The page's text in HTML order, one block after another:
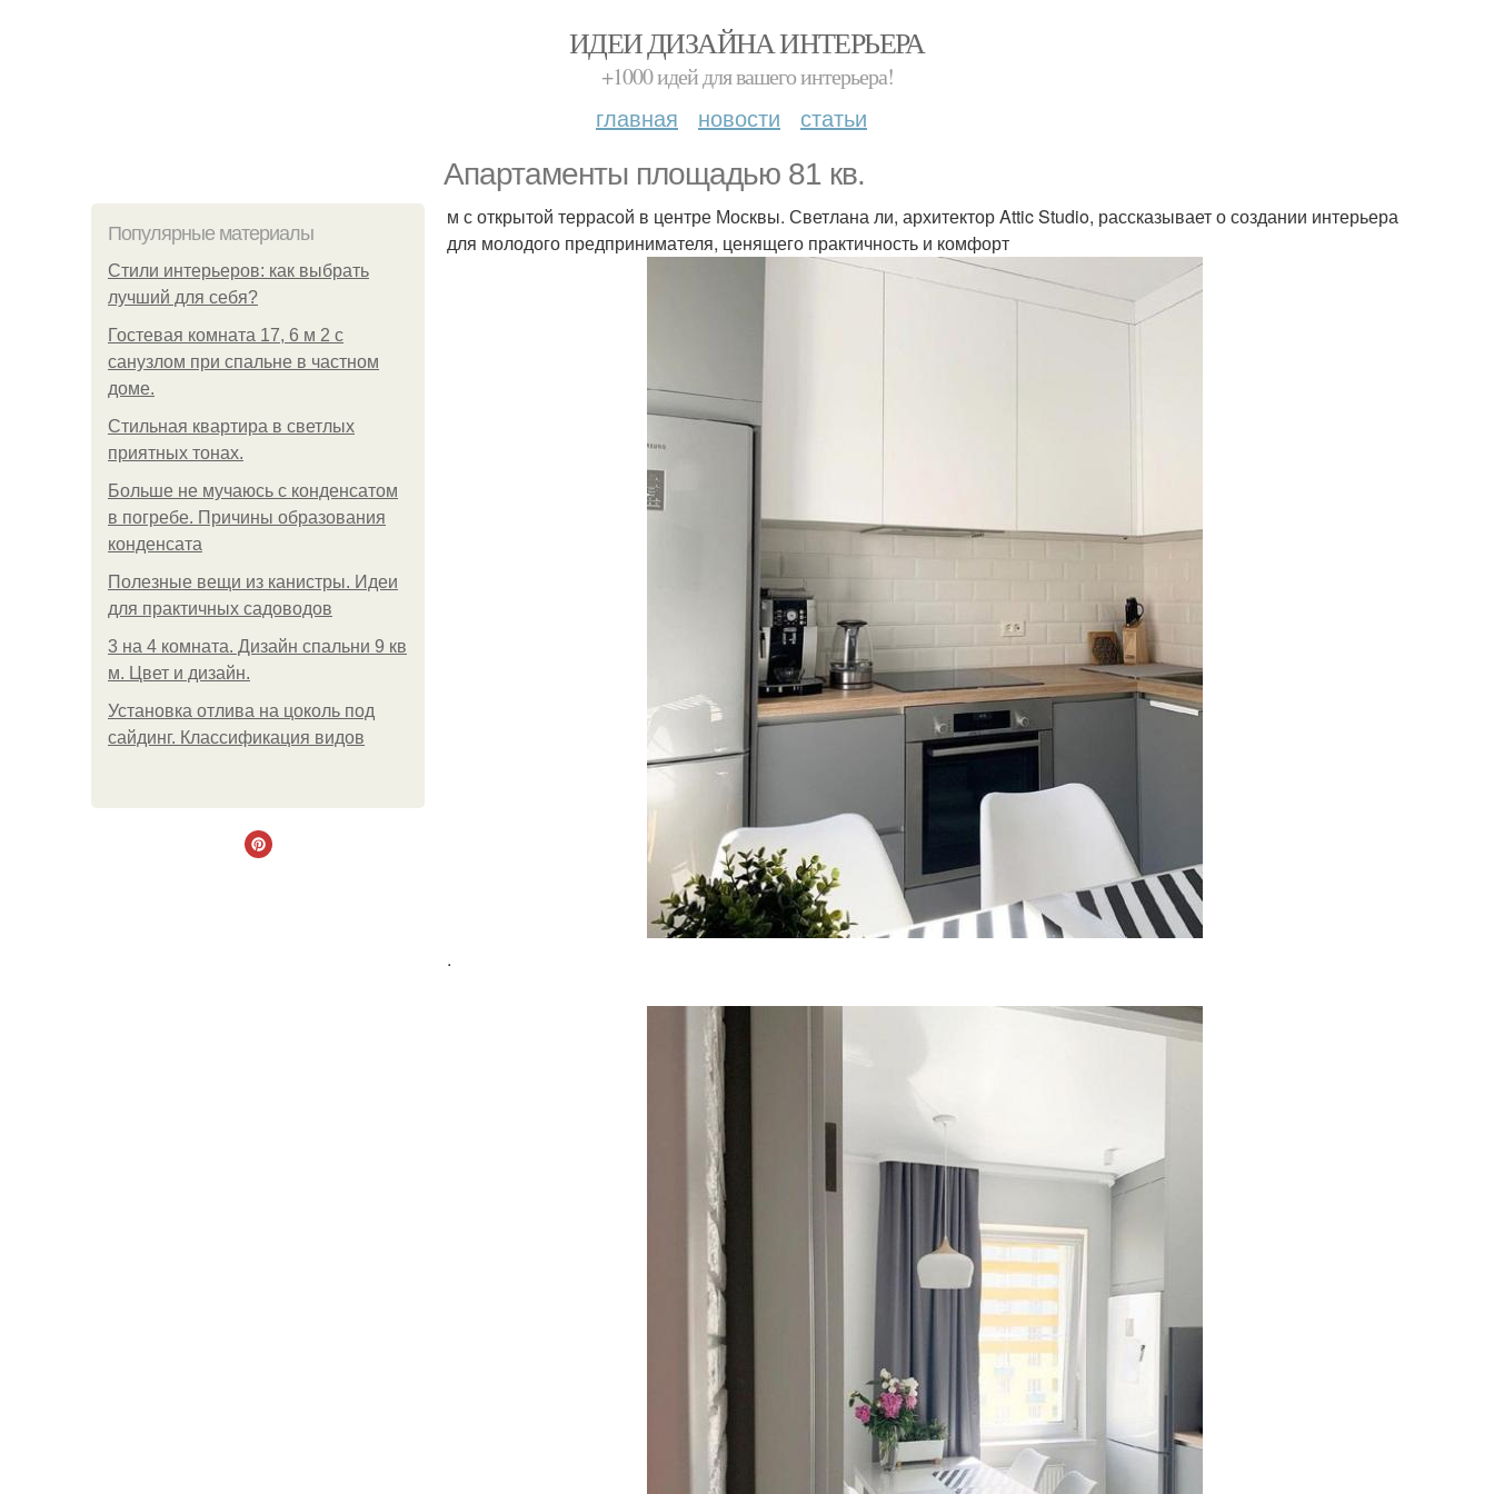
ИДЕИ ДИЗАЙНА ИНТЕРЬЕРА
+1000 идей для вашего интерьера!
главная новости статьи
Апартаменты площадью 81 кв.
Популярные материалы
Стили интерьеров: как выбрать
лучший для себя?
Гостевая комната 17, 6 м 2 с
санузлом при спальне в частном
доме.
Стильная квартира в светлых
приятных тонах.
Больше не мучаюсь с конденсатом
в погребе. Причины образования
конденсата
Полезные вещи из канистры. Идеи
для практичных садоводов
3 на 4 комната. Дизайн спальни 9 кв
м. Цвет и дизайн.
Установка отлива на цоколь под
сайдинг. Классификация видов
м с открытой террасой в центре Москвы. Светлана ли, архитектор Attic Studio, рассказывает о создании интерьера
для молодого предпринимателя, ценящего практичность и комфорт
.